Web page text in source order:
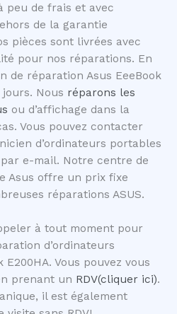
peu de frais et avec
de la garantie
pièces sont livrées avec
pour nos réparations. En
de réparation Asus EeeBook
jours. Nous réparons les
ou d’affichage dans la
Vous pouvez contacter
d’ordinateurs portables
e-mail. Notre centre de
Asus offre un prix fixe
réparations ASUS.
à tout moment pour
d’ordinateurs
Vous pouvez vous
prenant un RDV(cliquer ici).
il est également